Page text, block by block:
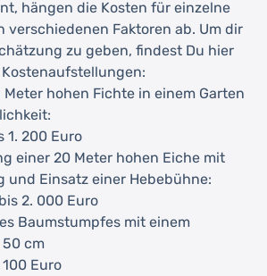
hängen die Kosten für einzelne
verschiedenen Faktoren ab. Um dir
zu geben, findest Du hier
Meter hohen Fichte in einem Garten
1. 200 Euro
einer 20 Meter hohen Eiche mit
und Einsatz einer Hebebühne:
2. 000 Euro
Baumstumpfes mit einem
50 cm
Euro